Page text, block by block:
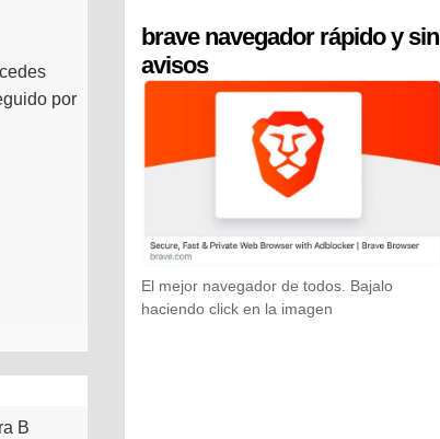
por
B
brave navegador rápido y sin
avisos
El mejor navegador de todos. Bajalo
haciendo click en la imagen